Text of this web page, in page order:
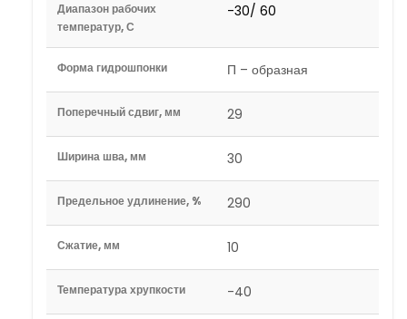
Диапазон рабочих
температур, С
-30/ 60
Форма гидрошпонки П – образная
Поперечный сдвиг, мм 29
Ширина шва, мм 30
Предельное удлинение, % 290
Сжатие, мм 10
Температура хрупкости -40